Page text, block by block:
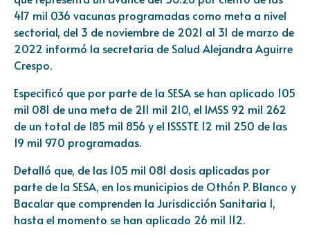
417 mil 036 vacunas programadas como meta a nivel
sectorial, del 3 de noviembre de 2021 al 31 de marzo de
2022 informó la secretaria de Salud Alejandra Aguirre
Crespo.
Especificó que por parte de la SESA se han aplicado 105
mil 081 de una meta de 211 mil 210, el IMSS 92 mil 262
de un total de 185 mil 856 y el ISSSTE 12 mil 250 de las
19 mil 970 programadas.
Detalló que, de las 105 mil 081 dosis aplicadas por
parte de la SESA, en los municipios de Othón P. Blanco y
Bacalar que comprenden la Jurisdicción Sanitaria 1,
hasta el momento se han aplicado 26 mil 112.